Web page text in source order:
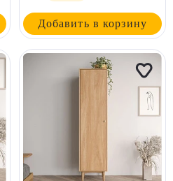
Добавить в корзину